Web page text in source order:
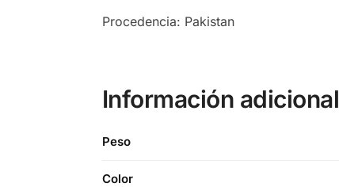
Procedencia: Pakistan
Información adicional
Peso
Color